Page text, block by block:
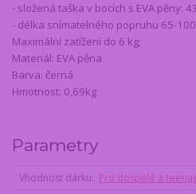
- složená taška v bocích s EVA pěny:
- délka snímatelného popruhu 65-100
Maximální zatížení do 6 kg;
Materiál: EVA pěna
Barva: černá
Hmotnost: 0,69kg
Parametry
Vhodnost dárku
Pro dospělé a